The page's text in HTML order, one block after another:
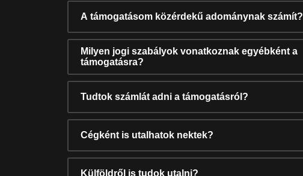
A támogatásom közérdekű adománynak számít?
Milyen jogi szabályok vonatkoznak egyébként a
támogatásra?
Tudtok számlát adni a támogatásról?
Cégként is utalhatok nektek?
Külföldről is tudok utalni?